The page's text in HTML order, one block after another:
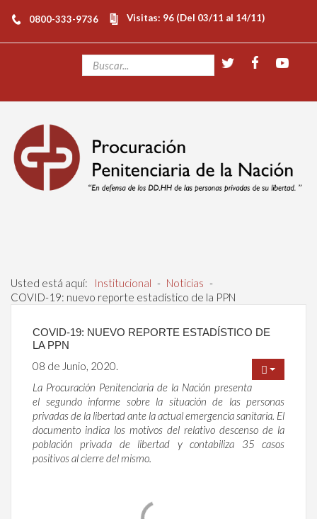
0800-333-9736 Visitas: 96 (Del 03/11 al 14/11)
Usted está aquí: Institucional - Noticias -
COVID-19: nuevo reporte estadístico de la PPN
COVID-19: NUEVO REPORTE ESTADÍSTICO DE
LA PPN
08 de Junio, 2020.
La Procuración Penitenciaria de la Nación presenta
el segundo informe sobre la situación de las personas
privadas de la libertad ante la actual emergencia sanitaria. El
documento indica los motivos del relativo descenso de la
población privada de libertad y contabiliza 35 casos
positivos al cierre del mismo.